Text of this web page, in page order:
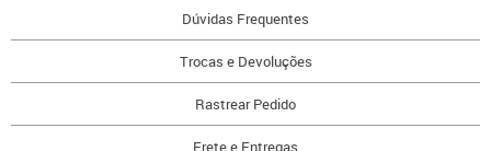
Dúvidas Frequentes
Trocas e Devoluções
Rastrear Pedido
Frete e Entregas